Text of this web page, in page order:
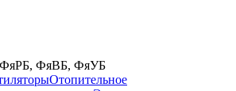
ФяРБ, ФяВБ, ФяУБ
Отопительное